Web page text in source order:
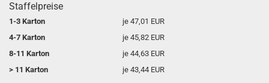
Staffelpreise
1-3 Karton
je 47,01 EUR
4-7 Karton
je 45,82 EUR
8-11 Karton
je 44,63 EUR
> 11 Karton
je 43,44 EUR